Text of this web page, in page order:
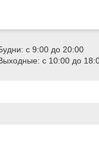
с 9:00 до 20:00
с 10:00 до